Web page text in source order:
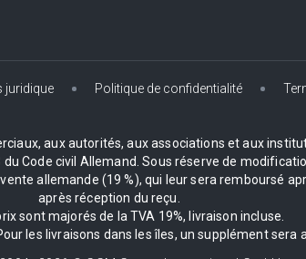
juridique Politique de confidentialité
aux autorités, aux associations et aux
Code civil Allemand. Sous réserve de
allemande (19 %), qui leur sera remboursé
après réception du reçu.
sont majorés de la TVA 19%, livraison incluse.
les livraisons dans les îles, un supplément sera